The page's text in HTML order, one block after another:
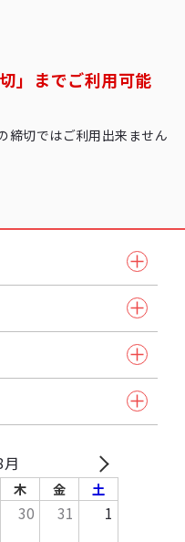
」までご利用可能
締切ではご利用出来ません
の他アイテム
報
納品方法/送料について
原稿作成方法
テンプレートDL
法人のお客様へ
木 金 土
30 31
1